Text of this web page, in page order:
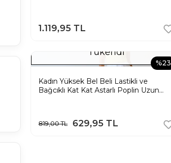
1.119,95 TL
%23
Tükendi
Kadın Yüksek Bel Beli Lastikli ve
Bağcıklı Kat Kat Astarlı Poplin Uzun
819,00 TL 629,95 TL